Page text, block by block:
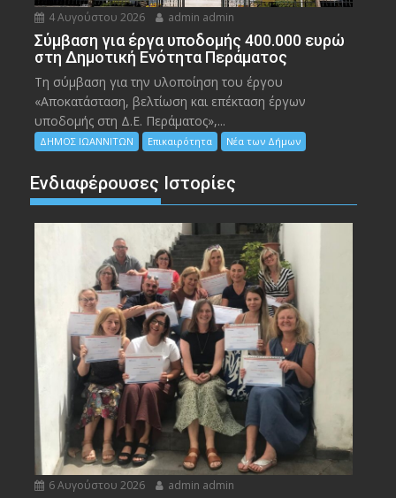
4 Αυγούστου 2026 admin admin
Σύμβαση για έργα υποδομής 400.000 ευρώ
στη Δημοτική Ενότητα Περάματος
Τη σύμβαση για την υλοποίηση του έργου
«Αποκατάσταση, βελτίωση και επέκταση έργων
υποδομής στη Δ.Ε. Περάματος»,...
ΔΗΜΟΣ ΙΩΑΝΝΙΤΩΝ Επικαιρότητα Νέα των Δήμων
Ενδιαφέρουσες Ιστορίες
6 Αυγούστου 2026 admin admin